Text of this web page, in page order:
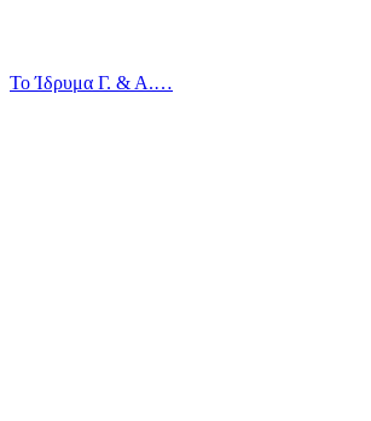
Το Ίδρυμα Γ. & Α.…